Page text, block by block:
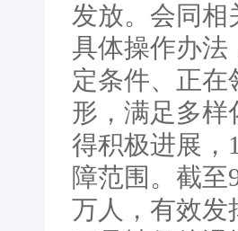
发放。会同相
具体操作办法
定条件、正
形，满足多样
得积极进展，
障范围。截至
万人，有效发